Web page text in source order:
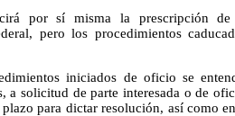
por sí misma la prescripción
pero los procedimientos
iniciados de oficio se
a solicitud de parte interesada o de
para dictar resolución, así como